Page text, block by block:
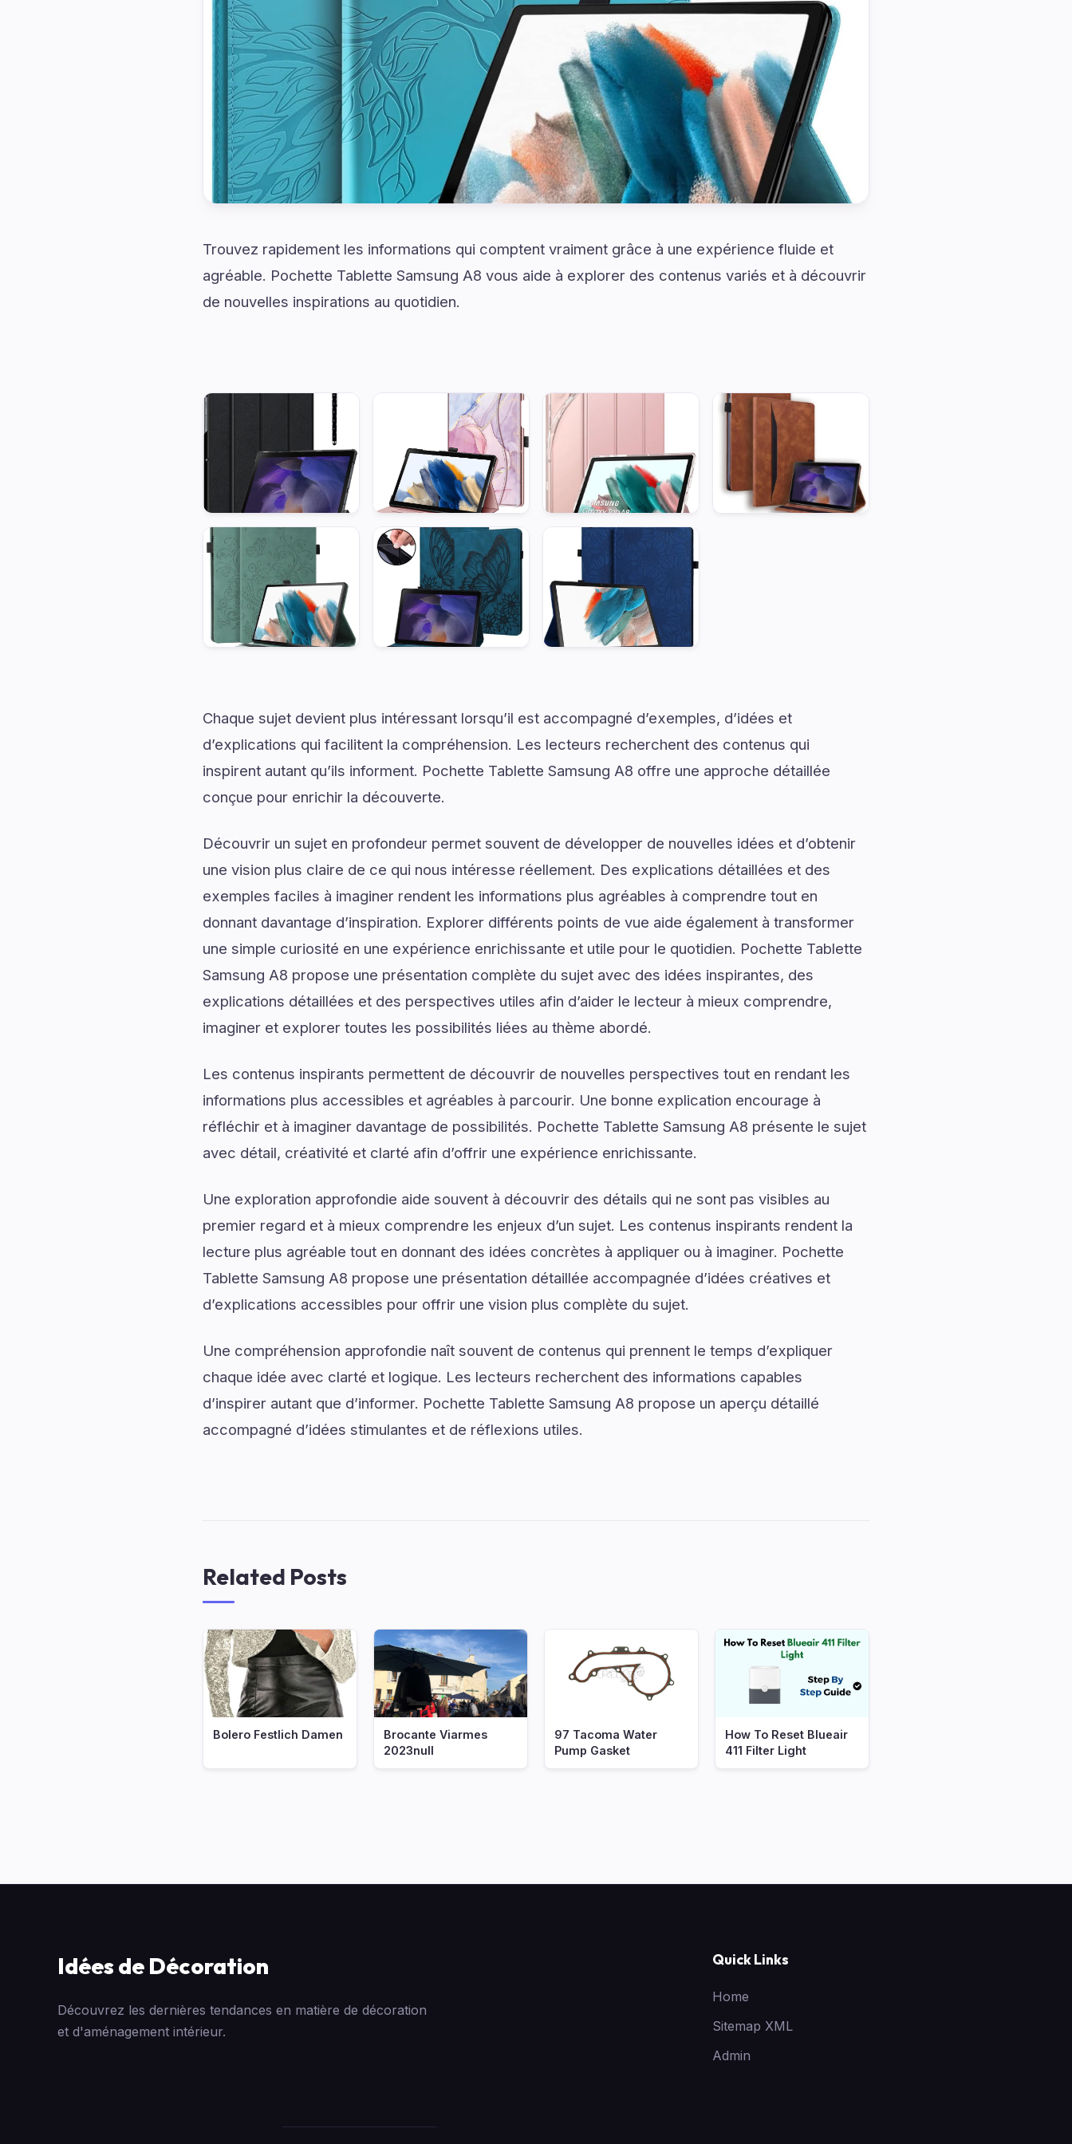
Trouvez rapidement les informations qui comptent vraiment grâce à une expérience fluide et
agréable. Pochette Tablette Samsung A8 vous aide à explorer des contenus variés et à découvrir
de nouvelles inspirations au quotidien.
Chaque sujet devient plus intéressant lorsqu’il est accompagné d’exemples, d’idées et
d’explications qui facilitent la compréhension. Les lecteurs recherchent des contenus qui
inspirent autant qu’ils informent. Pochette Tablette Samsung A8 offre une approche détaillée
conçue pour enrichir la découverte.
Découvrir un sujet en profondeur permet souvent de développer de nouvelles idées et d’obtenir
une vision plus claire de ce qui nous intéresse réellement. Des explications détaillées et des
exemples faciles à imaginer rendent les informations plus agréables à comprendre tout en
donnant davantage d’inspiration. Explorer différents points de vue aide également à transformer
une simple curiosité en une expérience enrichissante et utile pour le quotidien. Pochette Tablette
Samsung A8 propose une présentation complète du sujet avec des idées inspirantes, des
explications détaillées et des perspectives utiles afin d’aider le lecteur à mieux comprendre,
imaginer et explorer toutes les possibilités liées au thème abordé.
Les contenus inspirants permettent de découvrir de nouvelles perspectives tout en rendant les
informations plus accessibles et agréables à parcourir. Une bonne explication encourage à
réfléchir et à imaginer davantage de possibilités. Pochette Tablette Samsung A8 présente le sujet
avec détail, créativité et clarté afin d’offrir une expérience enrichissante.
Une exploration approfondie aide souvent à découvrir des détails qui ne sont pas visibles au
premier regard et à mieux comprendre les enjeux d’un sujet. Les contenus inspirants rendent la
lecture plus agréable tout en donnant des idées concrètes à appliquer ou à imaginer. Pochette
Tablette Samsung A8 propose une présentation détaillée accompagnée d’idées créatives et
d’explications accessibles pour offrir une vision plus complète du sujet.
Une compréhension approfondie naît souvent de contenus qui prennent le temps d’expliquer
chaque idée avec clarté et logique. Les lecteurs recherchent des informations capables
d’inspirer autant que d’informer. Pochette Tablette Samsung A8 propose un aperçu détaillé
accompagné d’idées stimulantes et de réflexions utiles.
Related Posts
Bolero Festlich Damen
Brocante Viarmes
2023null
97 Tacoma Water
Pump Gasket
How To Reset Blueair
411 Filter Light
Idées de Décoration
Découvrez les dernières tendances en matière de décoration
et d'aménagement intérieur.
Quick Links
Home
Sitemap XML
Admin